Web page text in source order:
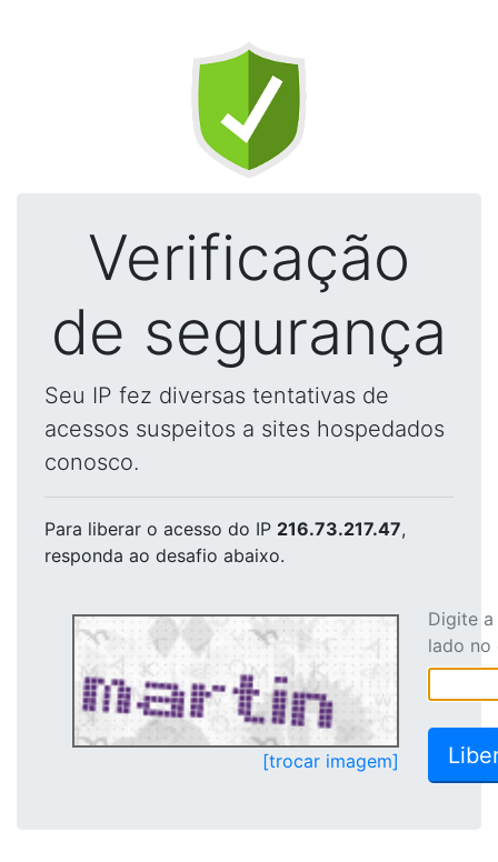
Verificação
de segurança
Seu IP fez diversas tentativas de
acessos suspeitos a sites hospedados
conosco.
Para liberar o acesso do IP 216.73.217.47,
responda ao desafio abaixo.
[trocar imagem]
Digite
lado no